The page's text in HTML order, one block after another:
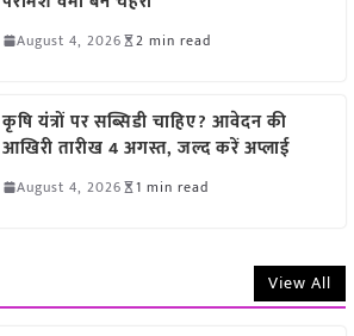
August 4, 2026 2 min read
कृषि यंत्रों पर सब्सिडी चाहिए? आवेदन की
आखिरी तारीख 4 अगस्त, जल्द करें अप्लाई
August 4, 2026 1 min read
View All